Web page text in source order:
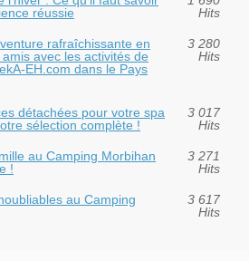
réussie
Hits
rafraîchissante en
avec les activités de
EH.com dans le Pays
3 280
Hits
détachées pour votre spa
sélection complète !
3 017
Hits
au Camping Morbihan
!
3 271
Hits
au Camping
3 617
Hits